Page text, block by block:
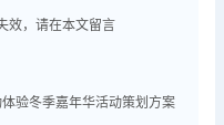
效，请在本文留言
验冬季嘉年华活动策划方案